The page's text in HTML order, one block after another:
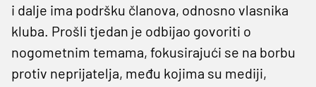
i dalje ima podršku članova, odnosno vlasnika
kluba. Prošli tjedan je odbijao govoriti o
nogometnim temama, fokusirajući se na borbu
protiv neprijatelja, među kojima su mediji,